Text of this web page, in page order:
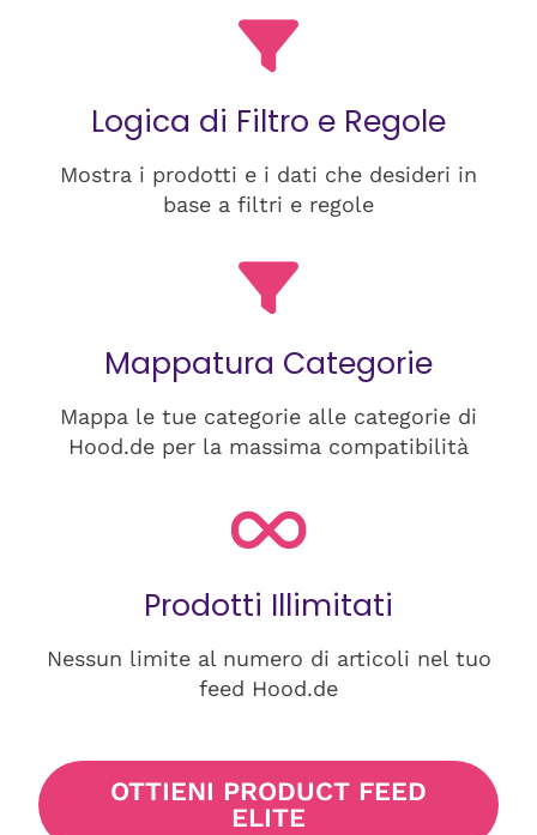
Logica di Filtro e Regole
Mostra i prodotti e i dati che desideri in
base a filtri e regole
Mappatura Categorie
Mappa le tue categorie alle categorie di
Hood.de per la massima compatibilità
Prodotti Illimitati
Nessun limite al numero di articoli nel tuo
feed Hood.de
OTTIENI PRODUCT FEED
ELITE